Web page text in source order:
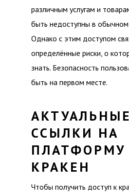
различным услугам и
быть недоступны в обычном
Однако с этим доступом
определённые риски, о
знать. Безопасность
быть на первом месте.
АКТУАЛЬНЫЕ
ССЫЛКИ НА
ПЛАТФОРМУ
КРАКЕН
Чтобы получить доступ к